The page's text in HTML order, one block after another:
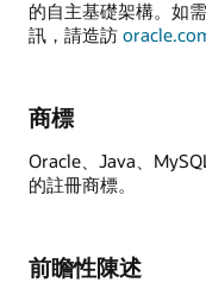
的自主基礎架構。如
訊，請造訪
商標
Oracle、Java、
的註冊商標。
前瞻性陳述